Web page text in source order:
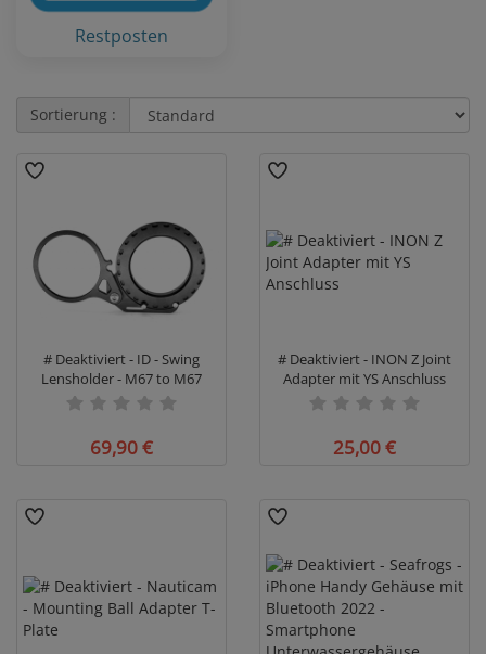
Restposten
Sortierung :
# Deaktiviert - ID - Swing
Lensholder - M67 to M67
swing mount
69,90 €
# Deaktiviert - INON Z Joint
Adapter mit YS Anschluss
25,00 €